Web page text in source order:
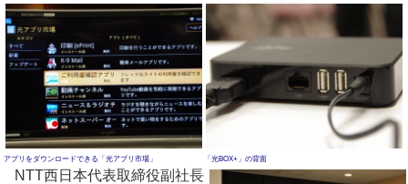
アプリをダウンロードできる「光アプリ市場」 「光BOX+」の背面
NTT西日本代表取締役副社長